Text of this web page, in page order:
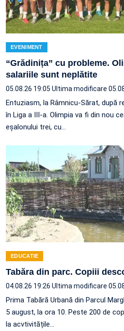
EVENIMENT
“Grădinița” cu probleme.
salariile sunt neplătite
05.08.26 19:05 Ultima modificare
Entuziasm, la Râmnicu-Sărat, după
în Liga a III-a. Olimpia va fi din nou
eșalonului trei, cu…
EDUCATIE
Tabăra din parc. Copiii
04.08.26 19:26 Ultima modificare
Prima Tabără Urbană din Parcul
5 august, la ora 10. Peste 200 de
la acvtivitățile…